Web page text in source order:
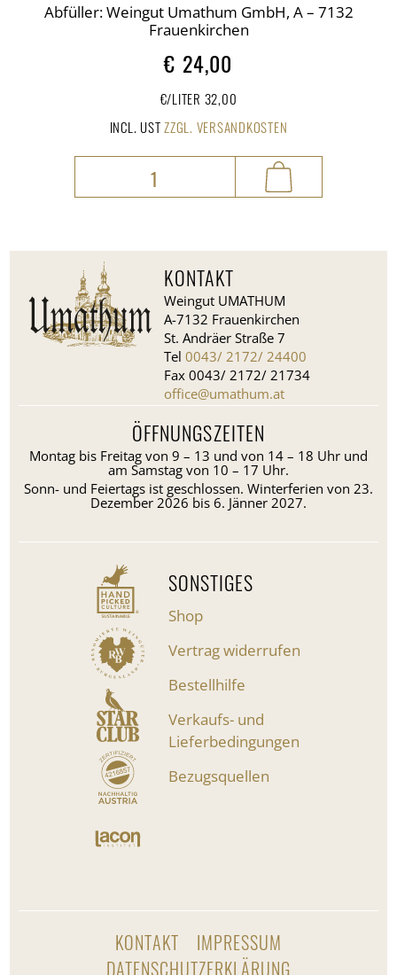
Abfüller: Weingut Umathum GmbH, A – 7132
Frauenkirchen
€ 24,00
€/LITER 32,00
INCL. USTZZGL. VERSANDKOSTEN
KONTAKT
Weingut UMATHUM
A-7132 Frauenkirchen
St. Andräer Straße 7
Tel0043/ 2172/ 24400
Fax 0043/ 2172/ 21734
office@umathum.at
ÖFFNUNGSZEITEN
Montag bis Freitag von 9 – 13 und von 14 – 18 Uhr und
am Samstag von 10 – 17 Uhr.
Sonn- und Feiertags ist geschlossen. Winterferien von 23.
Dezember 2026 bis 6. Jänner 2027.
SONSTIGES
Shop
Vertrag widerrufen
Bestellhilfe
Verkaufs- und
Lieferbedingungen
Bezugsquellen
KONTAKT
IMPRESSUM
DATENSCHUTZERKLÄRUNG